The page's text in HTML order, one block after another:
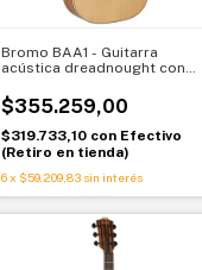
Bromo BAA1 - Guitarra
acústica dreadnought con
$355.259,00
$319.733,10 con Efectivo
(Retiro en tienda)
6 x $59.209,83 sin interés